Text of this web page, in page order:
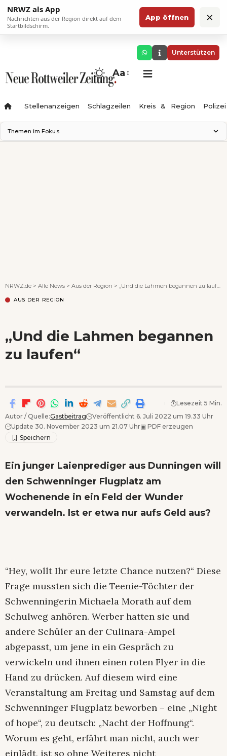
NRWZ als App
Nachrichten aus der Region direkt auf dem
Startbildschirm.
App öffnen ×
Unterstützen
Aa
Stellenanzeigen Schlagzeilen Kreis & Region Polizei
Themen im Fokus
NRWZ.de > Alle News > Aus der Region > „Und die Lahmen begannen zu laufen“
AUS DER REGION
„Und die Lahmen begannen
zu laufen“
Autor / Quelle:Gastbeitrag
Veröffentlicht 6. Juli 2022 um 19.33 Uhr
Update 30. November 2023 um 21.07 Uhr▣ PDF erzeugen
Lesezeit 5 Min.
Ein junger Laienprediger aus Dunningen will
den Schwenninger Flugplatz am
Wochenende in ein Feld der Wunder
verwandeln. Ist er etwa nur aufs Geld aus?
“Hey, wollt Ihr eure letzte Chance nutzen?“ Diese
Frage mussten sich die Teenie-Töchter der
Schwenningerin Michaela Morath auf dem
Schulweg anhören. Werber hatten sie und
andere Schüler an der Culinara-Ampel
abgepasst, um jene in ein Gespräch zu
verwickeln und ihnen einen roten Flyer in die
Hand zu drücken. Auf diesem wird eine
Veranstaltung am Freitag und Samstag auf dem
Schwenninger Flugplatz beworben – eine „Night
of hope“, zu deutsch: „Nacht der Hoffnung“.
Worum es geht, erfährt man nicht, auch wer
einlädt, ist so ohne Weiteres nicht